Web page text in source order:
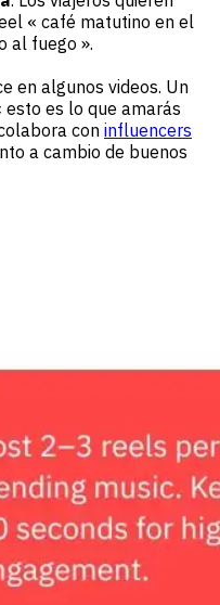
« café matutino en el
al fuego ».
en algunos videos. Un
es lo que amarás
con influencers
a cambio de buenos